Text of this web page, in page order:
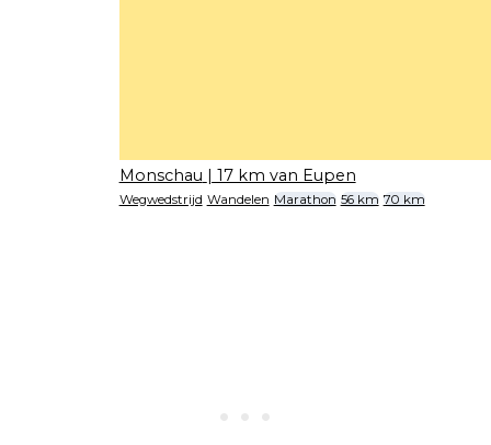
Monschau | 17 km van Eupen
Wegwedstrijd Wandelen Marathon 56 km 70 km